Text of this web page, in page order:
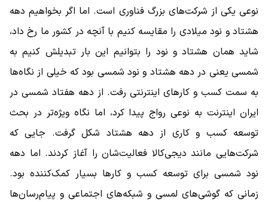
نوعی یکی از شرکت‌های بزرگ فناوری است. اما اگر بخواهیم دهه
هشتاد و نود میلادی را مقایسه کنیم با آنچه در کشور ما رخ داد،
شاید همان هشتاد و نود را بتوانیم این‌ بار تبدیلش کنیم به
شمسی یعنی در دهه هشتاد و نود شمسی بود که خیلی از نگاه‌ها
به سمت کسب و کارهای اینترنتی رفت. از دهه هفتاد شمسی در
ایران اینترنت به نوعی رواج پیدا کرد، اما نگاه ویژه‌تر در بحث
توسعه کسب و کاری از دهه هشتاد شکل گرفت. جایی که
شرکت‌هایی مانند دیجی‌کالا فعالیت‌شان را آغاز کردند. اما دهه
نود شمسی برای توسعه کسب و کارها بسیار کمک‌کننده بود.
زمانی که گوشی‌های لمسی و شبکه‌های اجتماعی و پیام‌رسان‌ها